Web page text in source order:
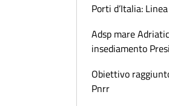
Porti d’Italia:
Adsp mare
insediamento
Obiettivo
Pnrr